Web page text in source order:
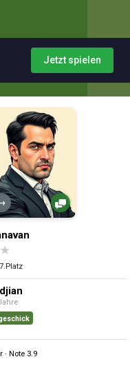
Jetzt spielen
★
Note 3.9